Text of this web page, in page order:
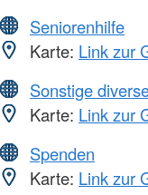
Seniorenhilfe
Karte: Link zur
Sonstige
Karte: Link zur
Spenden
Karte: Link zur